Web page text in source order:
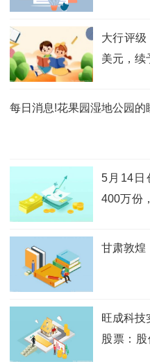
大行评级
美元，续
每日消息!花果园湿地公园
5月14日
400万份
甘肃敦煌
旺成科技
股票：